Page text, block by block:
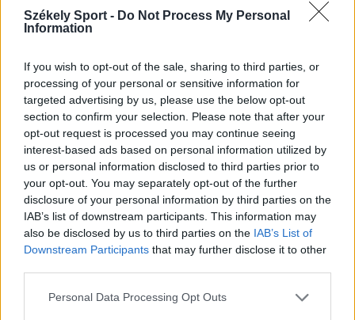
Székely Sport - Do Not Process My Personal
Information
If you wish to opt-out of the sale, sharing to third parties, or
processing of your personal or sensitive information for
targeted advertising by us, please use the below opt-out
section to confirm your selection. Please note that after your
opt-out request is processed you may continue seeing
interest-based ads based on personal information utilized by
us or personal information disclosed to third parties prior to
your opt-out. You may separately opt-out of the further
disclosure of your personal information by third parties on the
IAB’s list of downstream participants. This information may
also be disclosed by us to third parties on the IAB’s List of
Downstream Participants that may further disclose it to other
Personal Data Processing Opt Outs